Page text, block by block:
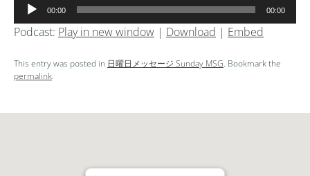
声
プ
ー
00:00 00:00
Podcast: Play in new window | Download | Embed
This entry was posted in 日曜日メッセージ Sunday MSG. Bookmark the
permalink.